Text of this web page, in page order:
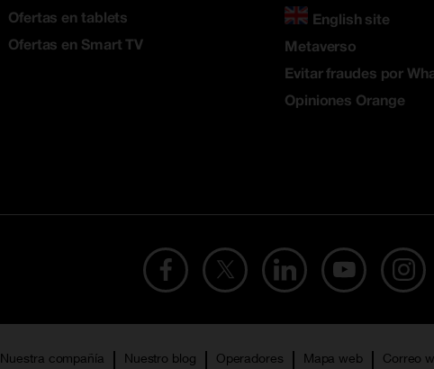
Ofertas en tablets
Ofertas en Smart TV
English site
Metaverso
Evitar fraudes por
Opiniones Orange
Nuestra compañía Nuestro blog Operadores Mapa web Correo